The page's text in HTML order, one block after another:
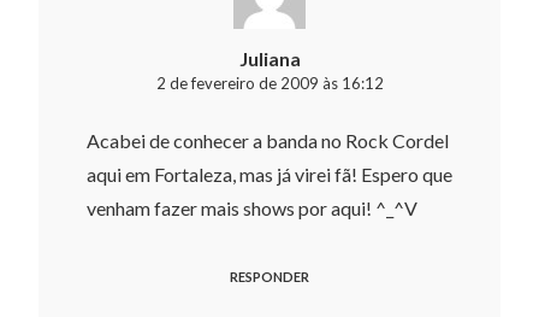
Juliana
2 de fevereiro de 2009 às 16:12
Acabei de conhecer a banda no Rock Cordel
aqui em Fortaleza, mas já virei fã! Espero que
venham fazer mais shows por aqui! ^_^V
RESPONDER